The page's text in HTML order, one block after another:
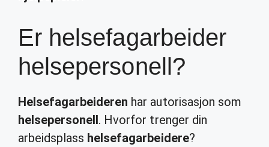
Er helsefagarbeider
helsepersonell?
Helsefagarbeideren har autorisasjon som
helsepersonell. Hvorfor trenger din
arbeidsplass helsefagarbeidere?